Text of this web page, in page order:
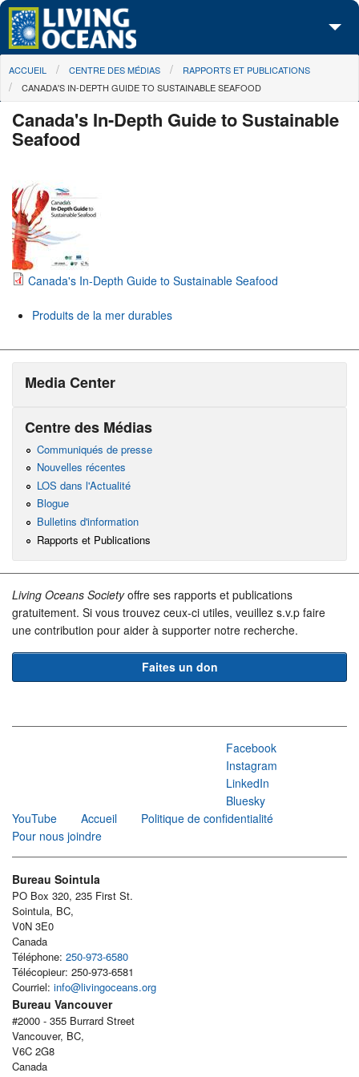
Skip to main content
À propos de nous
Centre des Médias
Les Cartes
Passez à l'action
You are here
ACCUEIL CENTRE DES MÉDIAS
RAPPORTS ET PUBLICATIONS
CANADA'S IN-DEPTH GUIDE TO SUSTAINABLE SEAFOOD
Canada's In-Depth Guide to Sustainable
Seafood
Canada's In-Depth Guide to Sustainable Seafood
Produits de la mer durables
Media Center
Centre des Médias
Communiqués de presse
Nouvelles récentes
LOS dans l'Actualité
Blogue
Bulletins d'information
Rapports et Publications
Living Oceans Societyoffre ses rapports et publications
gratuitement. Si vous trouvez ceux-ci utiles, veuillez s.v.p faire
une contribution pour aider à supporter notre recherche.
Faites un don
Facebook
Instagram
LinkedIn
Bluesky
YouTube
Accueil
Politique de confidentialité
Pour nous joindre
Bureau Sointula
PO Box 320, 235 First St.
Sointula, BC,
V0N 3E0
Canada
Téléphone: 250-973-6580
Télécopieur: 250-973-6581
Courriel: info@livingoceans.org
Bureau Vancouver
#2000 - 355 Burrard Street
Vancouver, BC,
V6C 2G8
Canada